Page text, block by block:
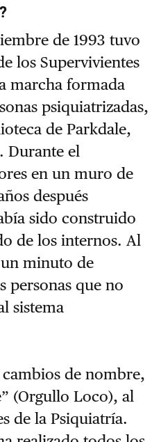
de 1993 tuvo
los Supervivientes
marcha formada
psiquiatrizadas,
de Parkdale,
Durante el
en un muro de
después
sido construido
de los internos. Al
minuto de
personas que no
sistema
de nombre,
(Orgullo Loco), al
de la Psiquiatría.